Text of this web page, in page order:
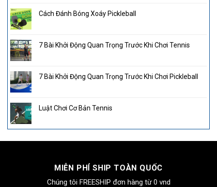
Cách Đánh Bóng Xoáy Pickleball
7 Bài Khởi Động Quan Trọng Trước Khi Chơi Tennis
7 Bài Khởi Động Quan Trọng Trước Khi Chơi Pickleball
Luật Chơi Cơ Bản Tennis
MIỄN PHÍ SHIP TOÀN QUỐC
Chúng tôi FREESHIP đơn hàng từ 0 vnd